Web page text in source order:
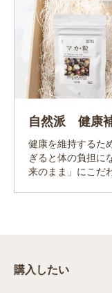
自然派 健康
健康を維持するた
ぎると体の負担に
来のまま」にこだ
購入したい